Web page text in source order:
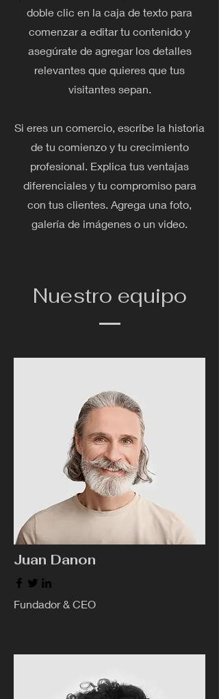
doble clic en la caja de texto para
comenzar a editar tu contenido y
asegúrate de agregar los detalles
relevantes que quieres que tus
visitantes sepan.
Si eres un comercio, escribe la historia
de tu comienzo y tu crecimiento
profesional. Explica tus ventajas
diferenciales y tu compromiso para
con tus clientes. Agrega una foto,
galería de imágenes o un video.
Nuestro equipo
Juan Danon
Fundador & CEO